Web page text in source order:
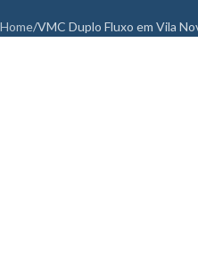
Home VMC Duplo Fluxo em Vila